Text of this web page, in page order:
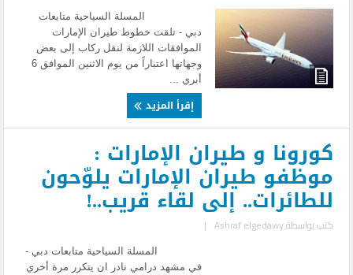
المسلة السياحية متابعات
دبي - تلقت خطوط طيران الإمارات
الموافقات اللازمة لنقل ركاب إلى بعض
وجهاتها اعتباراً من يوم الاثنين الموافق 6
أبري ...
إقرأ المزيد
كورونا و طيران الإمارات :
موظفو طيران الإمارات يلوّحون
للطائرات.. إلى لقاء قريب..!
كتب بواسطةAshraf elgedawy
|
المسلة السياحية متابعات دبي -
في مشهد درامي نادر ان يتكرر مرة أخري